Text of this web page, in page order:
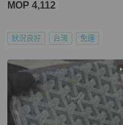
MOP 4,112
狀況良好 台灣 免運